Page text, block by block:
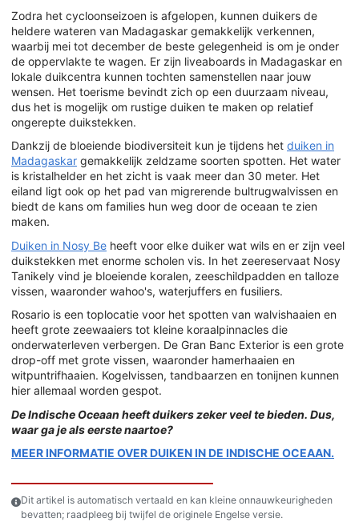
Zodra het cycloonseizoen is afgelopen, kunnen duikers de
heldere wateren van Madagaskar gemakkelijk verkennen,
waarbij mei tot december de beste gelegenheid is om je onder
de oppervlakte te wagen. Er zijn liveaboards in Madagaskar en
lokale duikcentra kunnen tochten samenstellen naar jouw
wensen. Het toerisme bevindt zich op een duurzaam niveau,
dus het is mogelijk om rustige duiken te maken op relatief
ongerepte duikstekken.
Dankzij de bloeiende biodiversiteit kun je tijdens het duiken in
Madagaskar gemakkelijk zeldzame soorten spotten. Het water
is kristalhelder en het zicht is vaak meer dan 30 meter. Het
eiland ligt ook op het pad van migrerende bultrugwalvissen en
biedt de kans om families hun weg door de oceaan te zien
maken.
Duiken in Nosy Be heeft voor elke duiker wat wils en er zijn veel
duikstekken met enorme scholen vis. In het zeereservaat Nosy
Tanikely vind je bloeiende koralen, zeeschildpadden en talloze
vissen, waaronder wahoo's, waterjuffers en fusiliers.
Rosario is een toplocatie voor het spotten van walvishaaien en
heeft grote zeewaaiers tot kleine koraalpinnacles die
onderwaterleven verbergen. De Gran Banc Exterior is een grote
drop-off met grote vissen, waaronder hamerhaaien en
witpuntrifhaaien. Kogelvissen, tandbaarzen en tonijnen kunnen
hier allemaal worden gespot.
De Indische Oceaan heeft duikers zeker veel te bieden. Dus,
waar ga je als eerste naartoe?
MEER INFORMATIE OVER DUIKEN IN DE INDISCHE OCEAAN.
Dit artikel is automatisch vertaald en kan kleine onnauwkeurigheden
bevatten; raadpleeg bij twijfel de originele Engelse versie.